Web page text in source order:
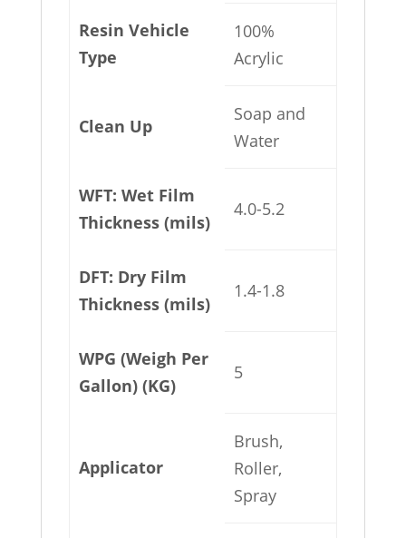
Resin Vehicle
Type
100%
Acrylic
Clean Up
Soap and
Water
WFT: Wet Film
Thickness (mils)
4.0-5.2
DFT: Dry Film
Thickness (mils)
1.4-1.8
WPG (Weigh Per
Gallon) (KG)
5
Applicator
Brush,
Roller,
Spray